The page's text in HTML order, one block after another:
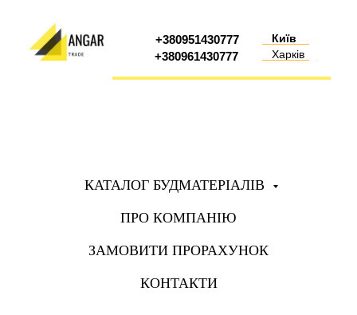
+380961430777
+380951430777
Київ
Харків
КАТАЛОГ БУДМАТЕРІАЛІВ
ПРО КОМПАНІЮ
ЗАМОВИТИ ПРОРАХУНОК
КОНТАКТИ